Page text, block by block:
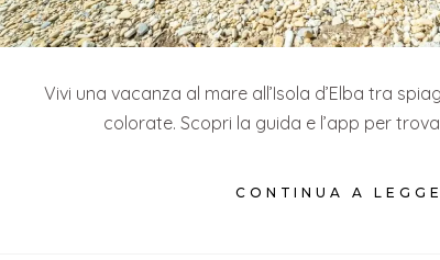
Vivi una vacanza al mare all’Isola d’Elba tra
colorate. Scopri la guida e l’app per
CONTINUA A